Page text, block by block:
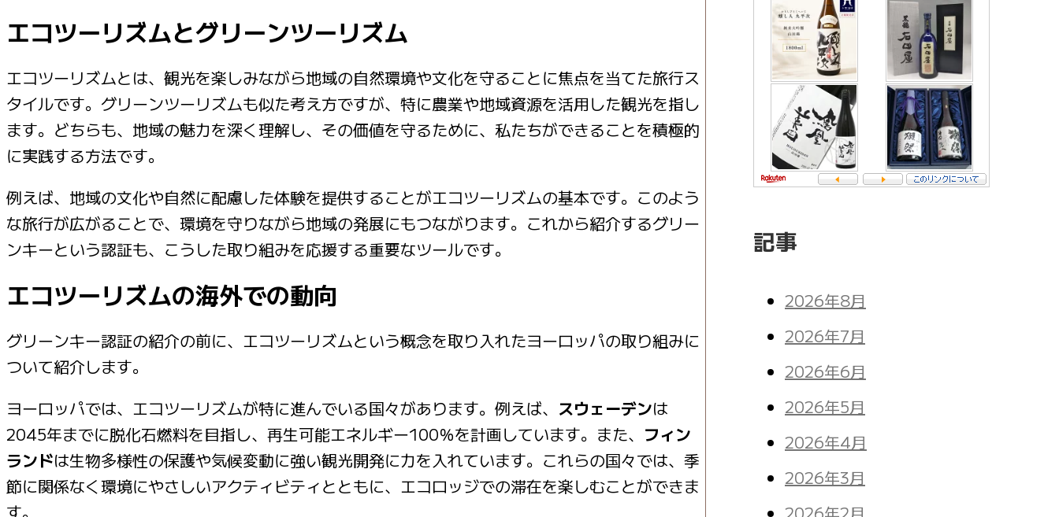
エコツーリズムとグリーンツーリズム
エコツーリズムとは、観光を楽しみながら地域の自然環境や文化を守ることに焦点を当てた旅行ス
タイルです。グリーンツーリズムも似た考え方ですが、特に農業や地域資源を活用した観光を指し
ます。どちらも、地域の魅力を深く理解し、その価値を守るために、私たちができることを積極的
に実践する方法です。
例えば、地域の文化や自然に配慮した体験を提供することがエコツーリズムの基本です。このよう
な旅行が広がることで、環境を守りながら地域の発展にもつながります。これから紹介するグリー
ンキーという認証も、こうした取り組みを応援する重要なツールです。
エコツーリズムの海外での動向
グリーンキー認証の紹介の前に、エコツーリズムという概念を取り入れたヨーロッパの取り組みに
ついて紹介します。
ヨーロッパでは、エコツーリズムが特に進んでいる国々があります。例えば、 スウェーデンは
2045年までに脱化石燃料を目指し、再生可能エネルギー100％を計画しています。また、 フィン
ランドは生物多様性の保護や気候変動に強い観光開発に力を入れています。これらの国々では、季
節に関係なく環境にやさしいアクティビティとともに、エコロッジでの滞在を楽しむことができま
す。
記事
2026年8月
2026年7月
2026年6月
2026年5月
2026年4月
2026年3月